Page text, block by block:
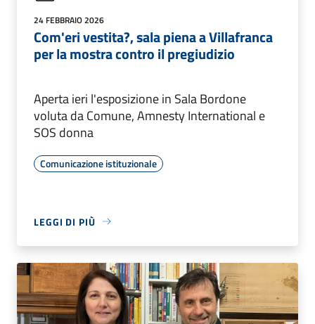
24 FEBBRAIO 2026
Com'eri vestita?, sala piena a Villafranca
per la mostra contro il pregiudizio
Aperta ieri l'esposizione in Sala Bordone
voluta da Comune, Amnesty International e
SOS donna
Comunicazione istituzionale
LEGGI DI PIÙ